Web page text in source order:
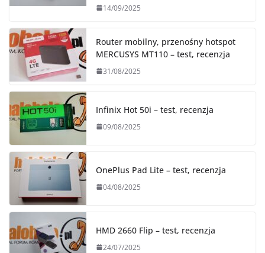
14/09/2025
Router mobilny, przenośny hotspot
MERCUSYS MT110 – test, recenzja
31/08/2025
Infinix Hot 50i – test, recenzja
09/08/2025
OnePlus Pad Lite – test, recenzja
04/08/2025
HMD 2660 Flip – test, recenzja
24/07/2025